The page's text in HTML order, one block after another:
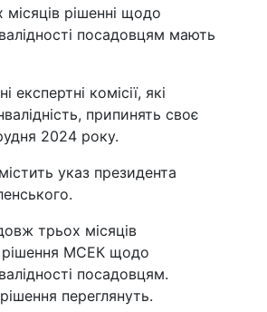
рішенні щодо
посадовцям мають
експертні комісії, які
припинять своє
2024 року.
указ президента
трьох місяців
рішення МСЕК щодо
посадовцям.
переглянуть.